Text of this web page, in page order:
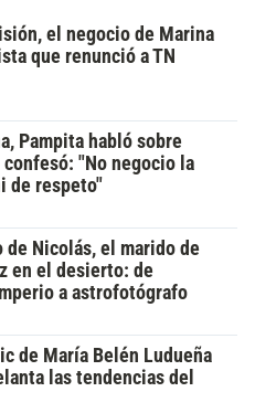
el negocio de Marina
que renunció a TN
Pampita habló sobre
confesó: "No negocio la
de respeto"
de Nicolás, el marido de
en el desierto: de
a astrofotógrafo
de María Belén Ludueña
las tendencias del